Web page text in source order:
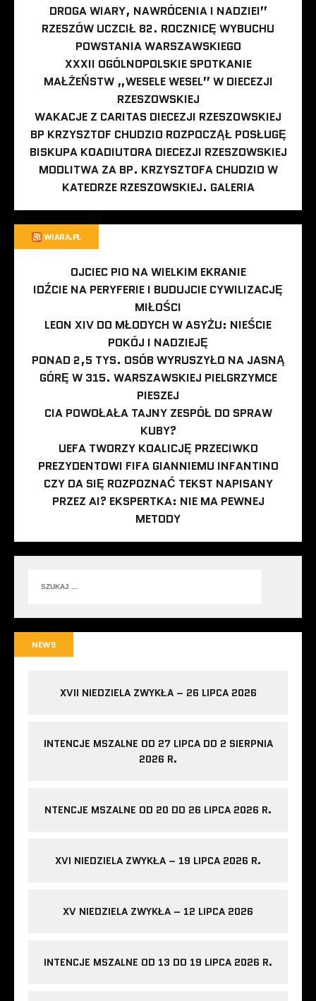
DROGA WIARY, NAWRÓCENIA I NADZIEI”
RZESZÓW UCZCIŁ 82. ROCZNICĘ WYBUCHU
POWSTANIA WARSZAWSKIEGO
XXXII OGÓLNOPOLSKIE SPOTKANIE
MAŁŻEŃSTW „WESELE WESEL” W DIECEZJI
RZESZOWSKIEJ
WAKACJE Z CARITAS DIECEZJI RZESZOWSKIEJ
BP KRZYSZTOF CHUDZIO ROZPOCZĄŁ POSŁUGĘ
BISKUPA KOADIUTORA DIECEZJI RZESZOWSKIEJ
MODLITWA ZA BP. KRZYSZTOFA CHUDZIO W
KATEDRZE RZESZOWSKIEJ. GALERIA
WIARA.PL
OJCIEC PIO NA WIELKIM EKRANIE
IDŹCIE NA PERYFERIE I BUDUJCIE CYWILIZACJĘ
MIŁOŚCI
LEON XIV DO MŁODYCH W ASYŻU: NIEŚCIE
POKÓJ I NADZIEJĘ
PONAD 2,5 TYS. OSÓB WYRUSZYŁO NA JASNĄ
GÓRĘ W 315. WARSZAWSKIEJ PIELGRZYMCE
PIESZEJ
CIA POWOŁAŁA TAJNY ZESPÓŁ DO SPRAW
KUBY?
UEFA TWORZY KOALICJĘ PRZECIWKO
PREZYDENTOWI FIFA GIANNIEMU INFANTINO
CZY DA SIĘ ROZPOZNAĆ TEKST NAPISANY
PRZEZ AI? EKSPERTKA: NIE MA PEWNEJ
METODY
NEWS
XVII NIEDZIELA ZWYKŁA – 26 LIPCA 2026
INTENCJE MSZALNE OD 27 LIPCA DO 2 SIERPNIA
2026 R.
NTENCJE MSZALNE OD 20 DO 26 LIPCA 2026 R.
XVI NIEDZIELA ZWYKŁA – 19 LIPCA 2026 R.
XV NIEDZIELA ZWYKŁA – 12 LIPCA 2026
INTENCJE MSZALNE OD 13 DO 19 LIPCA 2026 R.